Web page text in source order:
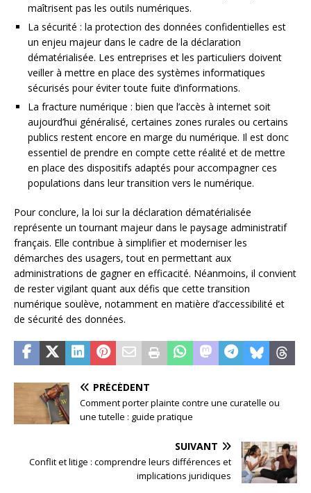
maîtrisent pas les outils numériques.
La sécurité : la protection des données confidentielles est
un enjeu majeur dans le cadre de la déclaration
dématérialisée. Les entreprises et les particuliers doivent
veiller à mettre en place des systèmes informatiques
sécurisés pour éviter toute fuite d’informations.
La fracture numérique : bien que l’accès à internet soit
aujourd’hui généralisé, certaines zones rurales ou certains
publics restent encore en marge du numérique. Il est donc
essentiel de prendre en compte cette réalité et de mettre
en place des dispositifs adaptés pour accompagner ces
populations dans leur transition vers le numérique.
Pour conclure, la loi sur la déclaration dématérialisée
représente un tournant majeur dans le paysage administratif
français. Elle contribue à simplifier et moderniser les
démarches des usagers, tout en permettant aux
administrations de gagner en efficacité. Néanmoins, il convient
de rester vigilant quant aux défis que cette transition
numérique soulève, notamment en matière d’accessibilité et
de sécurité des données.
PRÉCÉDENT
Comment porter plainte contre une curatelle ou
une tutelle : guide pratique
SUIVANT
Conflit et litige : comprendre leurs différences et
implications juridiques